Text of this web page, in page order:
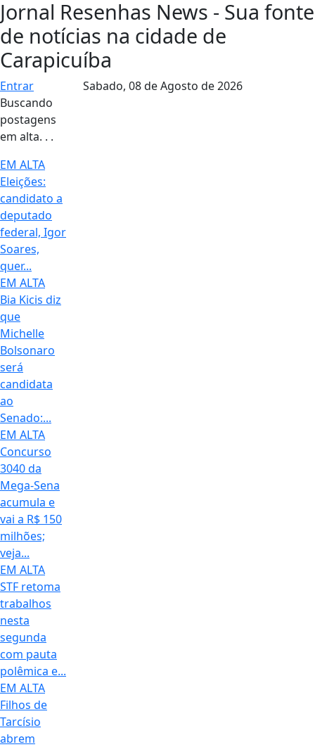
Jornal Resenhas News - Sua fonte
de notícias na cidade de
Carapicuíba
Entrar
Buscando
postagens
em alta. . .
EM ALTA
Eleições:
candidato a
deputado
federal, Igor
Soares,
quer...
EM ALTA
Bia Kicis diz
que
Michelle
Bolsonaro
será
candidata
ao
Senado:...
EM ALTA
Concurso
3040 da
Mega-Sena
acumula e
vai a R$ 150
milhões;
veja...
EM ALTA
STF retoma
trabalhos
nesta
segunda
com pauta
polêmica e...
EM ALTA
Filhos de
Tarcísio
abrem
Sabado, 08 de Agosto de 2026